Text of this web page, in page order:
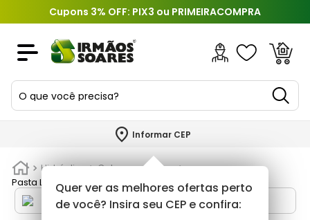
Cupons 3% OFF: PIX3 ou PRIMEIRACOMPRA
O que você precisa?
Informar CEP
Quer ver as melhores ofertas perto
de você? Insira seu CEP e confira:
Hidráulica
Colas e adesivos
Pasta Lubrificante 950 Gramas Pulvitec
TERMOS MAIS BUSCADOS
2º
3º
porta